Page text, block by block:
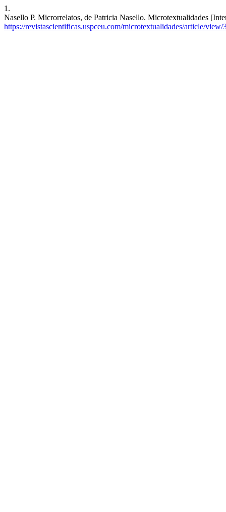
1.
Nasello P. Microrrelatos, de Patricia Nasello. Microtextualidades
https://revistascientificas.uspceu.com/microtextualidades/article/view/